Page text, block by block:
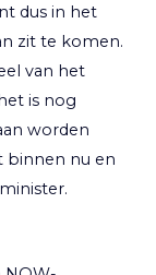
dus in het
zit te komen.
van het
is nog
worden
binnen nu en